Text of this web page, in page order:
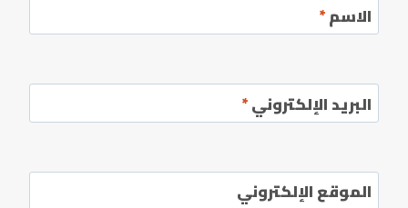
الاسم*
البريد الإلكتروني*
الموقع الإلكتروني